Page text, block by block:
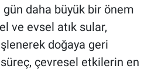
gün daha büyük bir önem
ve evsel atık sular,
doğaya geri
süreç, çevresel etkilerin en